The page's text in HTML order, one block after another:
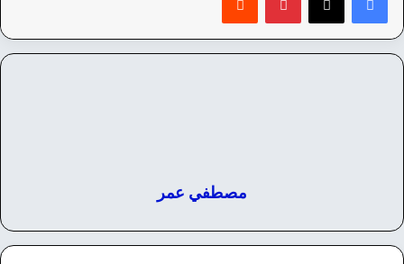
مصطفي عمر